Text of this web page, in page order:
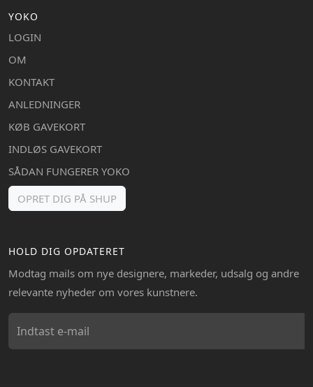
YOKO
LOGIN
OM
KONTAKT
ANLEDNINGER
KØB GAVEKORT
INDLØS GAVEKORT
SÅDAN FUNGERER YOKO
OPRET DIG PÅ SHUP
HOLD DIG OPDATERET
Modtag mails om nye designere, markeder, udsalg og andre
relevante nyheder om vores kunstnere.